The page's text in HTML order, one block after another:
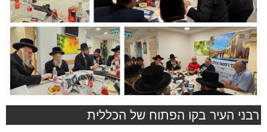
רבני העיר בקו הפתוח של הכללית